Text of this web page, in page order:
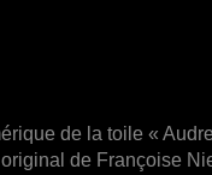
de la toile «
de Françoise